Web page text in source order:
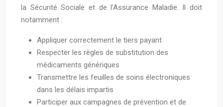
la Sécurité Sociale et de l’Assurance Maladie. Il doit
notamment :
Appliquer correctement le tiers payant
Respecter les règles de substitution des
médicaments génériques
Transmettre les feuilles de soins électroniques
dans les délais impartis
Participer aux campagnes de prévention et de